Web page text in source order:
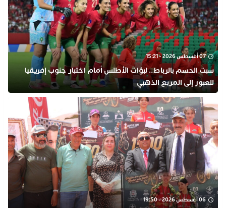
07 أغسطس 2026 - 15:21
سبت الحسم بالرباط.. لبؤات الأطلس أمام اختبار جنوب إفريقيا
للعبور إلى المربع الذهبي
06 أغسطس 2026 - 19:50